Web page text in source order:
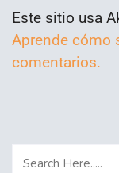
Este sitio usa
Aprende cómo
comentarios.